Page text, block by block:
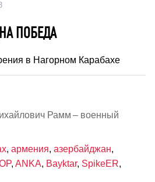
ПОБЕДА
в Нагорном Карабахе
Рамм – военный
, армения, азербайджан,
, ANKA, Bayktar, SpikeER,